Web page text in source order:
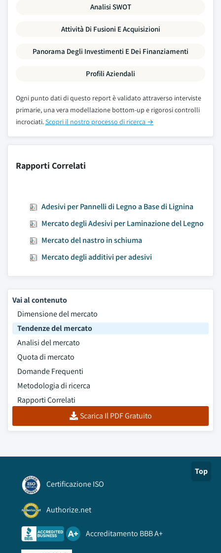
Analisi SWOT
Attività Di Fusioni E Acquisizioni
Panorama Degli Investimenti E Dei Finanziamenti
Profili Aziendali
Ogni punto dati di questo report è validato attraverso interviste
primarie, una vera modellazione bottom-up e rigorosi controlli
incrociati.Scopri il nostro processo di ricerca →
Rapporti Correlati
Adesivi per Pannelli di Legno a Base di Lignina
Mercato degli Adesivi per Laminazione del Legno
Mercato del nastro in schiuma
Mercato degli additivi per adesivi
Vai al contenuto
Dimensione del mercato
Tendenze del mercato
Analisi del mercato
Quota di mercato
Domande Frequenti
Metodologia di ricerca
Rapporti Correlati
Scarica Il PDF Gratuito
Top
Certificazione ISO
Authorize.net
Accreditamento BBB A+